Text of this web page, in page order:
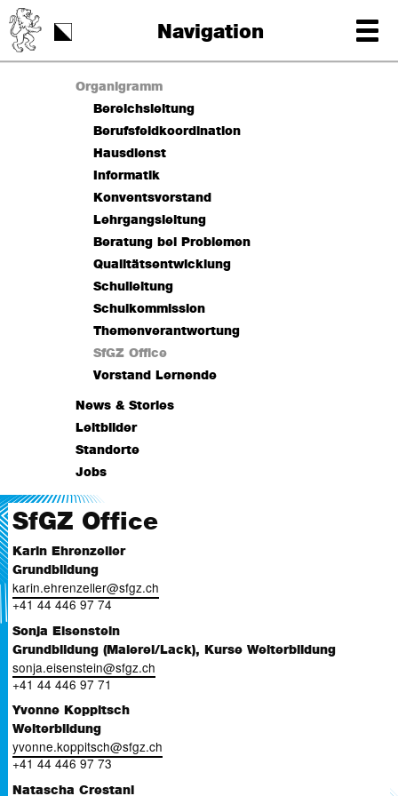
Navigation
Tag der Schrift
Organigramm
Bereichsleitung
Berufsfeldkoordination
Hausdienst
Informatik
Konventsvorstand
Lehrgangsleitung
Beratung bei Problemen
Qualitätsentwicklung
Schulleitung
Schulkommission
Themenverantwortung
SfGZ Office
Vorstand Lernende
News & Stories
Leitbilder
Standorte
Jobs
SfGZ Office
Karin Ehrenzeller
Grundbildung
karin.ehrenzeller@sfgz.ch
+41 44 446 97 74
Sonja Eisenstein
Grundbildung (Malerei/Lack), Kurse Weiterbildung
sonja.eisenstein@sfgz.ch
+41 44 446 97 71
Yvonne Koppitsch
Weiterbildung
yvonne.koppitsch@sfgz.ch
+41 44 446 97 73
Natascha Crestani